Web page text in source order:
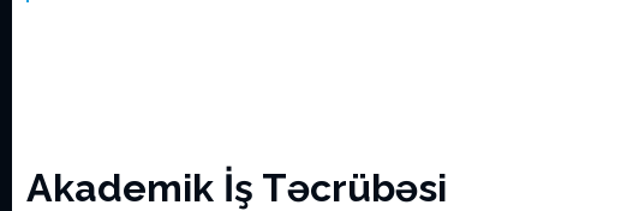
Akademik İş Təcrübəsi